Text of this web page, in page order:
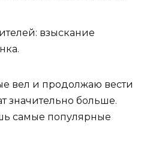
взыскание
вел и продолжаю вести
значительно больше.
самые популярные